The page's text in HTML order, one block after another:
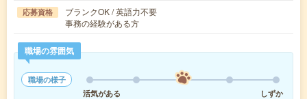
応募資格
ブランクOK / 英語力不要
事務の経験がある方
職場の雰囲気
職場の様子
活気がある
しずか